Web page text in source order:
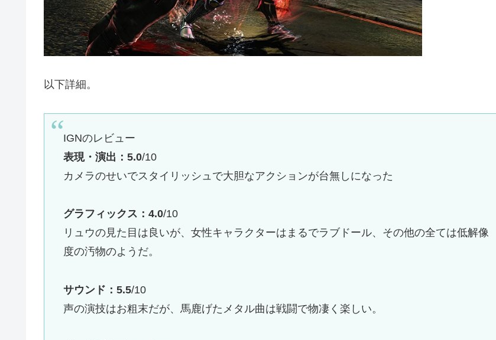
以下詳細。
IGNのレビュー
表現・演出：5.0/10
カメラのせいでスタイリッシュで大胆なアクションが台無しになった
グラフィックス：4.0/10
リュウの見た目は良いが、女性キャラクターはまるでラブドール、その他の全ては低解像
度の汚物のようだ。
サウンド：5.5/10
声の演技はお粗末だが、馬鹿げたメタル曲は戦闘で物凄く楽しい。